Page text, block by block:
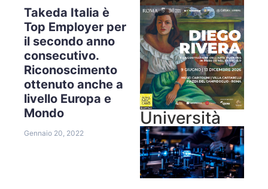
Takeda Italia è
Top Employer per
il secondo anno
consecutivo.
Riconoscimento
ottenuto anche a
livello Europa e
Mondo
Gennaio 20, 2022
Università